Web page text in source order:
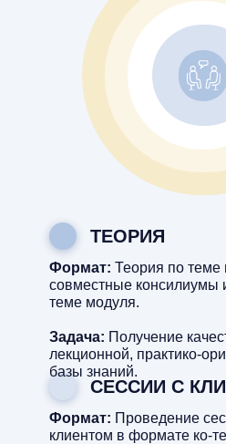
Формат: Проведение
клиентом в формате ко-
СЕССИИ С
Формат: Теория по теме
совместные консилиумы
теме модуля.
Задача: Получение
лекционной, практико-
базы знаний.
ТЕОРИЯ